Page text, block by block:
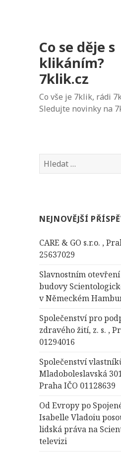
Co se děje s
klikáním?
7klik.cz
Co vše je 7klik, rádi
Sledujte novinky na
V
y
d
v
á
í
NEJNOVĚJŠÍ
CARE & GO s.r.o. ,
25637029
Slavnostním
budovy
v Německém
Společenství pro
zdravého žití, z. s. ,
01294016
Společenství
Mladoboleslavská
Praha IČO 01128639
Od Evropy po
Isabelle Vladoiu
lidská práva na
televizi